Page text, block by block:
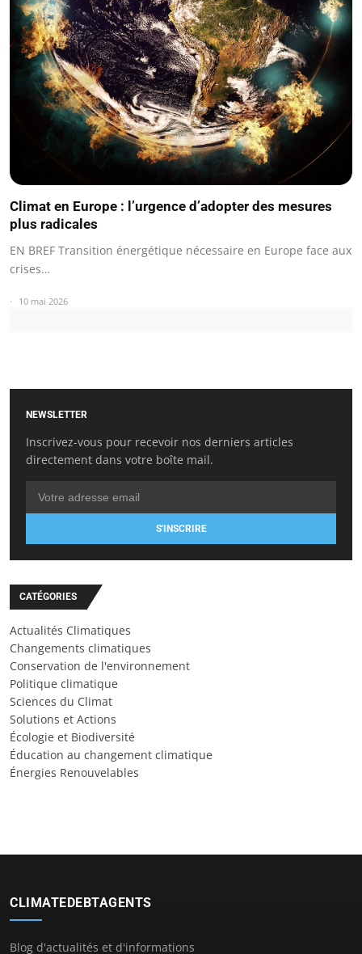
Climat en Europe : l’urgence d’adopter des mesures
plus radicales
EN BREF Transition énergétique nécessaire en Europe face aux
crises…
10 mai 2026
NEWSLETTER
Inscrivez-vous pour recevoir nos derniers articles
directement dans votre boîte mail.
S'INSCRIRE
CATÉGORIES
Actualités Climatiques
Changements climatiques
Conservation de l'environnement
Politique climatique
Sciences du Climat
Solutions et Actions
Écologie et Biodiversité
Éducation au changement climatique
Énergies Renouvelables
CLIMATEDEBTAGENTS
Blog d'actualités et d'informations